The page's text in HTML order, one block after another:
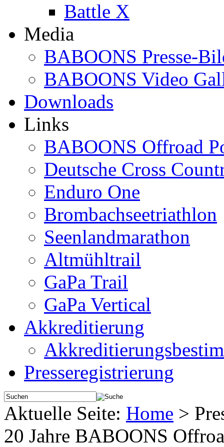
Battle X
Media
BABOONS Presse-
BABOONS Video
Downloads
Links
BABOONS Offroad
Deutsche Cross
Enduro One
Brombachseetriathlon
Seenlandmarathon
Altmühltrail
GaPa Trail
GaPa Vertical
Akkreditierung
Presseregistrierung
Aktuelle Seite: Home >
20 Jahre BABOONS